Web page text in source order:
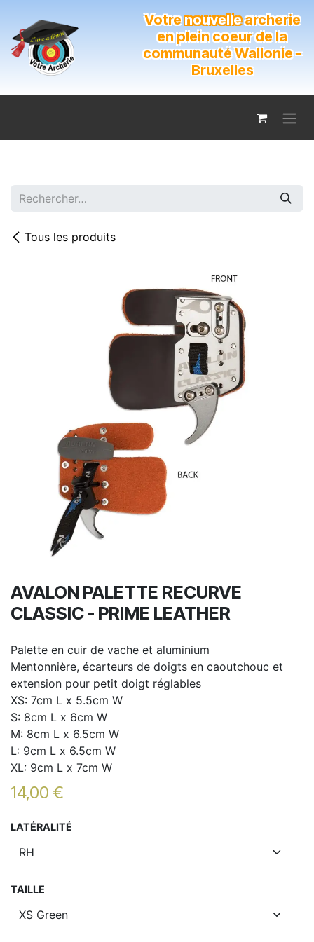
Votrenouvellearcherie
en plein coeur de la
communauté Wallonie -
Bruxelles
Tous les produits
AVALON PALETTE RECURVE
CLASSIC - PRIME LEATHER
Palette en cuir de vache et aluminium
Mentonnière, écarteurs de doigts en caoutchouc et
extension pour petit doigt réglables
XS: 7cm L x 5.5cm W
S: 8cm L x 6cm W
M: 8cm L x 6.5cm W
L: 9cm L x 6.5cm W
XL: 9cm L x 7cm W
14,00 €
LATÉRALITÉ
TAILLE